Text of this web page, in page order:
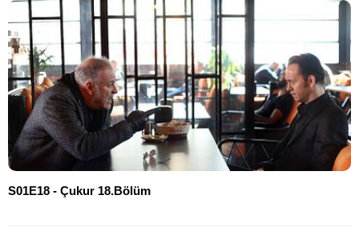
S01E18 - Çukur 18.Bölüm